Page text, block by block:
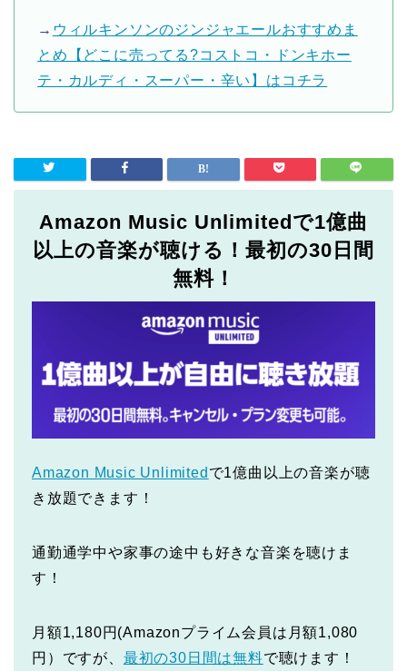
→ ウィルキンソンのジンジャエールおすすめま
とめ【どこに売ってる?コストコ・ドンキホー
テ・カルディ・スーパー・辛い】はコチラ
Amazon Music Unlimitedで1億曲
以上の音楽が聴ける！最初の30日間
無料！
Amazon Music Unlimited で1億曲以上の音楽が聴
き放題できます！
通勤通学中や家事の途中も好きな音楽を聴けま
す！
月額1,180円(Amazonプライム会員は月額1,080
円）ですが、 最初の30日間は無料で聴けます！